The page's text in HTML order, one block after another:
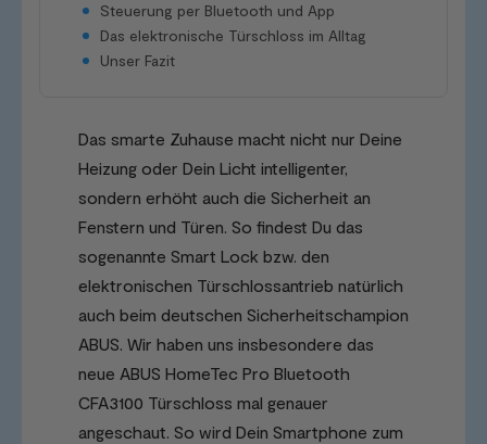
Steuerung per Bluetooth und App
Das elektronische Türschloss im Alltag
Unser Fazit
Das smarte Zuhause macht nicht nur Deine
Heizung oder Dein Licht intelligenter,
sondern erhöht auch die Sicherheit an
Fenstern und Türen. So findest Du das
sogenannte Smart Lock bzw. den
elektronischen Türschlossantrieb natürlich
auch beim deutschen Sicherheitschampion
ABUS. Wir haben uns insbesondere das
neue ABUS HomeTec Pro Bluetooth
CFA3100 Türschloss mal genauer
angeschaut. So wird Dein Smartphone zum